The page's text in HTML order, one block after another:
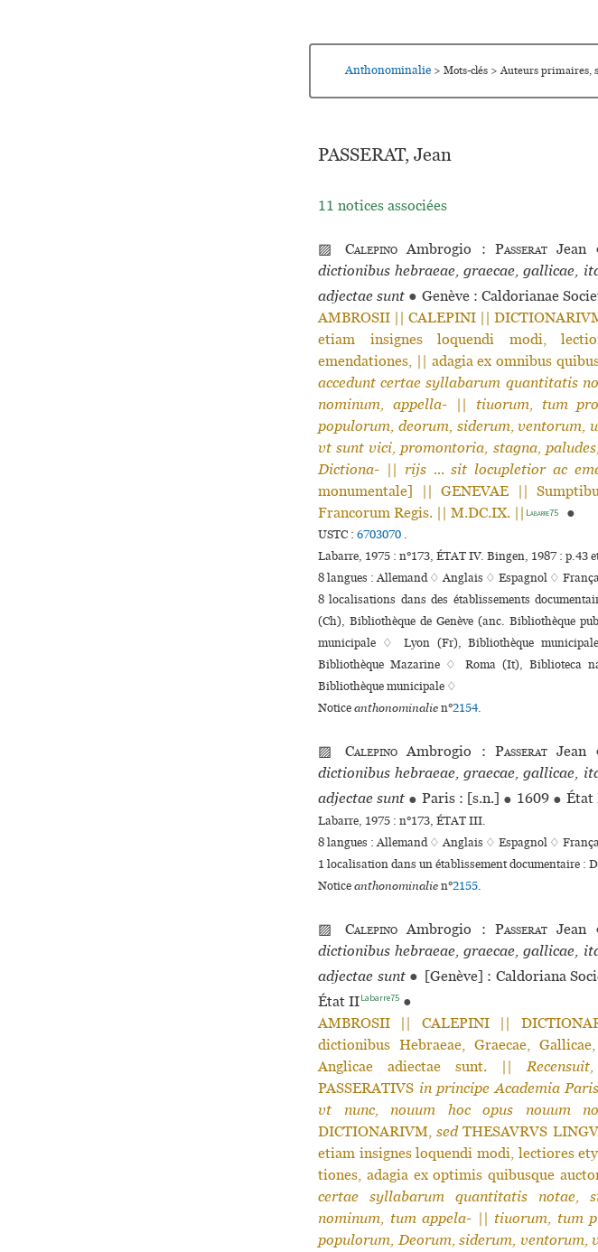
Anthonominalie > Mots-clés > Auteurs primaires,
PASSERAT, Jean
11 notices associées
▨ Calepino Ambrogio : PasseratJean
dictionibus hebraeae, graecae, gallicae,
adjectae sunt ● Genève : Caldorianae
AMBROSII || CALEPINI ||
etiam insignes loquendi modi,
emendationes, || adagia ex omnibus
accedunt certae syllabarum quantitatis
nominum, appella-|| tiuorum, tum
populorum, deorum, siderum, ventorum,
vt sunt vici, promontoria, stagna,
Dictiona- || rijs ... sit locupletior ac
monumentale] || GENEVAE ||
Francorum Regis. || M.DC.IX. ||
Labarre75 ●
USTC : 6703070 .
Labarre, 1975 : n°173, ÉTAT IV. Bingen, 1987 : p.43
8 langues :Allemand ♢Anglais ♢ Espagnol ♢
8 localisations dans des établissements
(Ch), Bibliothèque de Genève (anc. Bibliothèque
muni­ci­pale ♢ Lyon (Fr), Bibliothèque
Bibliothèque Mazarine ♢ Roma (It), Biblioteca
Bibliothèque muni­ci­pale ♢
Noticeanthonominalien°2154.
▨ Calepino Ambrogio : PasseratJean
dictionibus hebraeae, graecae, gallicae,
adjectae sunt ● Paris : [s.n.] ● 1609 ●
Labarre, 1975 : n°173, ÉTAT III.
8 langues :Allemand ♢Anglais ♢ Espagnol ♢
1 localisation dans un établissement documentaire
Noticeanthonominalien°2155.
▨ Calepino Ambrogio : PasseratJean
dictionibus hebraeae, graecae, gallicae,
adjectae sunt ● [Genève] : Caldoriana
État IILabarre75 ●
AMBROSII || CALEPINI ||
dictionibus Hebraeae, Graecae,
Anglicae adiectae sunt. ||
PASSERATIVS in principe Academia
vt nunc, nouum hoc opus nouum
DICTIONARIVM,sedTHESAVRVS
etiam insignes loquendi modi, lectiores
tiones, adagia ex optimis quibusque
certae syllabarum quantitatis notae,
nominum, tum appela-
tiuorum, tum
populorum, Deorum, siderum, ventorum,